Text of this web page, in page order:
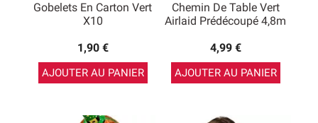
Gobelets En Carton Vert
X10
1,90 €
AJOUTER AU PANIER
Chemin De Table Vert
Airlaid Prédécoupé 4,8m
4,99 €
AJOUTER AU PANIER